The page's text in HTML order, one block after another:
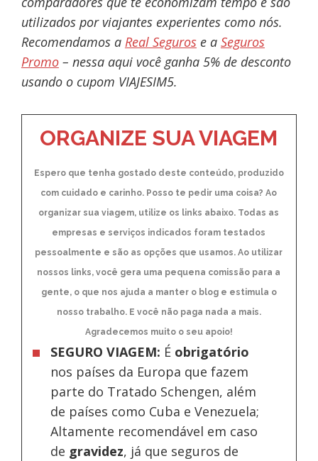
utilizados por viajantes experientes como nós.
Recomendamos a Real Seguros e a Seguros
Promo – nessa aqui você ganha 5% de desconto
usando o cupom VIAJESIM5.
ORGANIZE SUA VIAGEM
Espero que tenha gostado deste conteúdo, produzido
com cuidado e carinho. Posso te pedir uma coisa? Ao
organizar sua viagem, utilize os links abaixo. Todas as
empresas e serviços indicados foram testados
pessoalmente e são as opções que usamos. Ao utilizar
nossos links, você gera uma pequena comissão para a
gente, o que nos ajuda a manter o blog e estimula o
nosso trabalho. E você não paga nada a mais.
Agradecemos muito o seu apoio!
SEGURO VIAGEM: É obrigatório
nos países da Europa que fazem
parte do Tratado Schengen, além
de países como Cuba e Venezuela;
Altamente recomendável em caso
de gravidez, já que seguros de